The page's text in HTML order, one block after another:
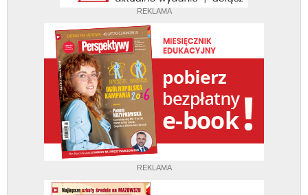
REKLAMA
REKLAMA